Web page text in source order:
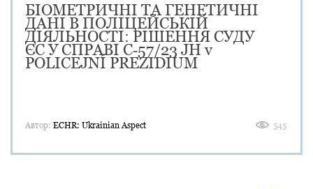
БІОМЕТРИЧНІ ТА ГЕНЕТИЧНІ
ДАНІ В ПОЛІЦЕЙСЬКІЙ
ДІЯЛЬНОСТІ: РІШЕННЯ СУДУ
ЄС У СПРАВІ C‑57/23 JH v
POLICEJNÍ PREZIDIUM
Автор: ECHR: Ukrainian Aspect 545